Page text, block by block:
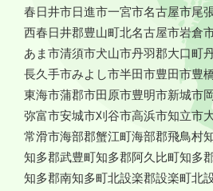
春日井市日進市一宮市名古屋市尾
西春日井郡豊山町北名古屋市岩倉
あま市清須市犬山市丹羽郡大口町
長久手市みよし市半田市豊田市豊
東海市蒲郡市田原市豊明市新城市
弥富市安城市刈谷市高浜市知立市
常滑市海部郡蟹江町海部郡飛鳥村
知多郡武豊町知多郡阿久比町知多
知多郡南知多町北設楽郡設楽町北